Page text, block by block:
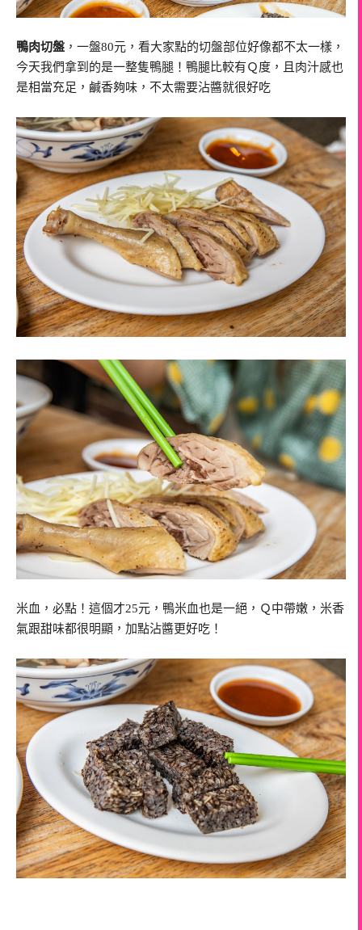
鴨肉切盤 ，一盤80元，看大家點的切盤部位好像都不太一樣，
今天我們拿到的是一整隻鴨腿！鴨腿比較有Ｑ度，且肉汁感也
是相當充足，鹹香夠味，不太需要沾醬就很好吃
米血，必點！這個才25元，鴨米血也是一絕，Ｑ中帶嫩，米香
氣跟甜味都很明顯，加點沾醬更好吃！